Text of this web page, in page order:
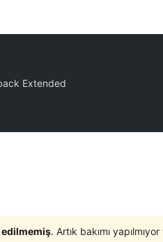
Extended
edilmemiş. Artık bakımı